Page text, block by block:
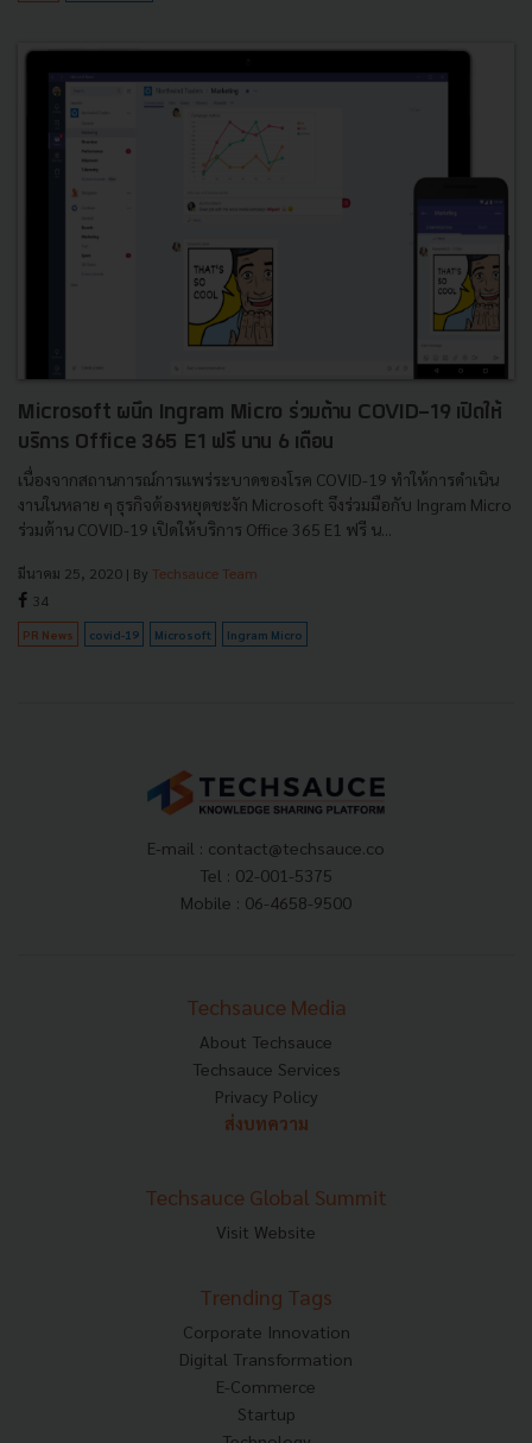
Microsoft ผนึก Ingram Micro ร่วมต้าน COVID-19 เปิดให้
บริการ Office 365 E1 ฟรี นาน 6 เดือน
เนื่องจากสถานการณ์การแพร่ระบาดของโรค COVID-19 ทำให้การดำเนิน
งานในหลาย ๆ ธุรกิจต้องหยุดชะงัก Microsoft จึงร่วมมือกับ Ingram Micro
ร่วมต้าน COVID-19 เปิดให้บริการ Office 365 E1 ฟรี น...
มีนาคม 25, 2020 | By Techsauce Team
34
PR News covid-19 Microsoft Ingram Micro
E-mail : contact@techsauce.co
Tel : 02-001-5375
Mobile : 06-4658-9500
Techsauce Media
About Techsauce
Techsauce Services
Privacy Policy
ส่งบทความ
Techsauce Global Summit
Visit Website
Trending Tags
Corporate Innovation
Digital Transformation
E-Commerce
Startup